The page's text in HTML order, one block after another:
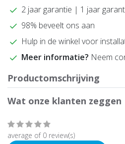
2 jaar garantie | 1 jaar
98% beveelt ons aan
Hulp in de winkel voor
Meer informatie? Neem
Productomschrijving
Wat onze klanten zeggen
average of 0 review(s)